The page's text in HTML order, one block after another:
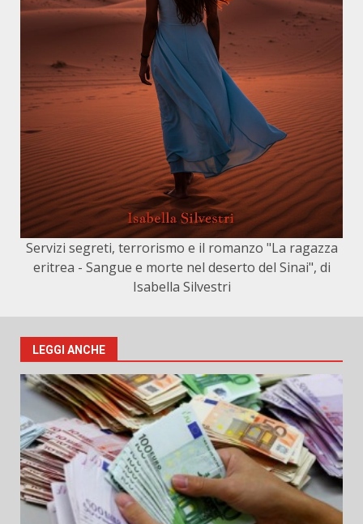
Servizi segreti, terrorismo e il romanzo "La ragazza
eritrea - Sangue e morte nel deserto del Sinai", di
Isabella Silvestri
LEGGI ANCHE